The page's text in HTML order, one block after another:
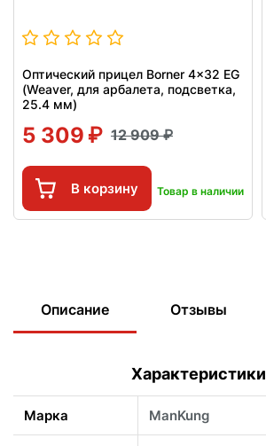
Оптический прицел Borner 4x32 EG
(Weaver, для арбалета, подсветка,
25.4 мм)
5 309 12 909
В корзину Товар в наличии
Описание Отзывы
Характеристики
Марка ManKung